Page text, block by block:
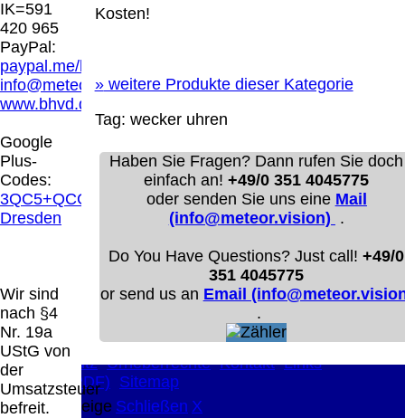
IK=591
420 965
PayPal:
paypal.me/blindenhilfsmittel
info@meteor.vision
www.bhvd.de
Google
Plus-
Codes:
3QC5+QCG
Dresden
Wir sind
nach §4
Nr. 19a
UStG von
der
Umsatzsteuer
befreit.
Kosten!
»weitere Produkte dieser Kategorie
Tag: weckeruhren
Haben Sie Fragen? Dann rufen Sie doch
einfach an!+49/0 351 4045775
oder senden Sie uns eine Mail
(info@meteor.vision) .
Do You Have Questions? Just call!+49/0
351 4045775
or send us an Email
.
85/98 - Haftung für Links hat das Landgericht
Hamburg entschieden, dass man durch die
Anbringung eines Links, die Inhalte der
gelinkten Seite ggf. mit zu verantworten hat.
Dieses kann nur dadurch verhindert werden,
dass man sich ausdrücklich von diesen
Inhalten distanziert. Hiermit distanzieren wir
uns ausdrücklich von allen Inhalten, aller
gelinkten Seiten auf unserer Homepage und
machen uns diese Inhalte nicht zu eigen.
Diese Erklärung gilt für alle auf unserer
Homepage angebrachten Links.
Die Europäische Kommission stellt eine
Plattform zur Online-Streitbeilegung (OS)
bereit. Die Plattform finden Sie unter
http://ec.europa.eu/consumers/odr/Unsere E-
Mailadresse lautet:
info@meteor.vision
Seitenanfang Impressum AGB Widerruf
Datenschutz Urheberrechte Kontakt Links
Katalog (PDF) Sitemap
große Anzeige Schließen X